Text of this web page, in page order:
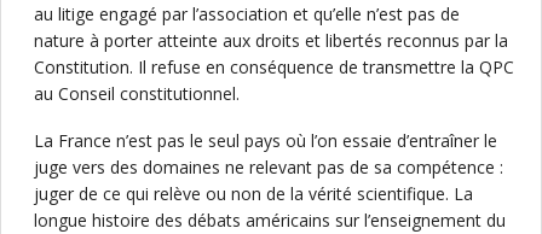
au litige engagé par l’association et qu’elle n’est pas de
nature à porter atteinte aux droits et libertés reconnus par la
Constitution. Il refuse en conséquence de transmettre la QPC
au Conseil constitutionnel.
La France n’est pas le seul pays où l’on essaie d’entraîner le
juge vers des domaines ne relevant pas de sa compétence :
juger de ce qui relève ou non de la vérité scientifique. La
longue histoire des débats américains sur l’enseignement du